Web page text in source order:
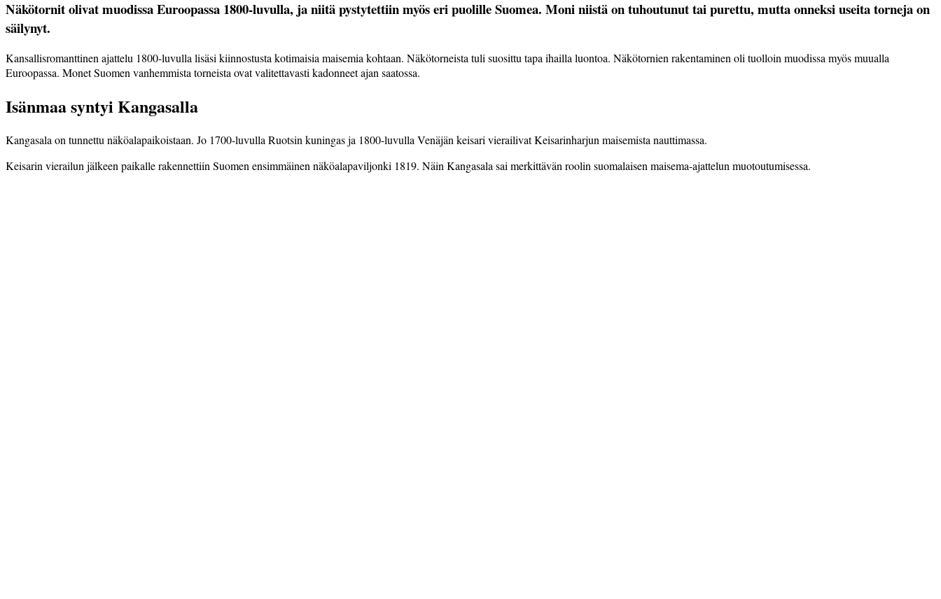
Näkötornit olivat muodissa Euroopassa 1800-luvulla, ja niitä pystytettiin myös eri puolille Suomea. Moni niistä on tuhoutunut tai purettu, mutta onneksi useita torneja on
säilynyt.
Kansallisromanttinen ajattelu 1800-luvulla lisäsi kiin­nos­tusta kotimaisia maise­mia kohtaan. Näkötorneista tuli suosittu tapa ihailla luontoa. Näkö­tornien rakentaminen oli tuolloin muodissa myös muualla
Euroopassa. Monet Suomen vanhemmista torneista ovat valitettavasti kadonneet ajan saatossa.
Isänmaa syntyi Kangasalla
Kangasala on tunnettu näköala­paikoistaan. Jo 1700-luvulla Ruotsin kuningas ja 1800-luvulla Venäjän keisari vierailivat Keisarin­harjun maisemista nauttimassa.
Keisarin vierailun jälkeen paikalle rakennettiin Suomen ensimmäinen näköalapaviljonki 1819. Näin Kangasala sai merkittävän roolin suomalaisen maisema-ajatte­lun muotoutumisessa.